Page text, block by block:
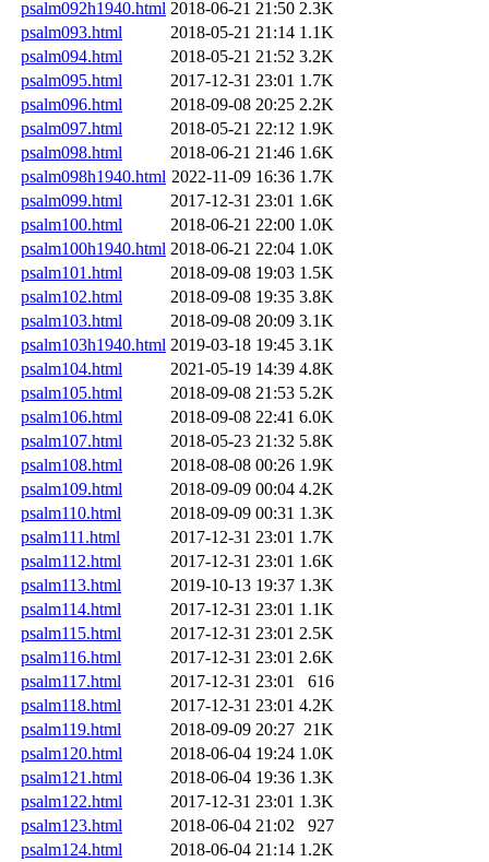
psalm092h1940.html 2018-06-21 21:50 2.3K
psalm093.html
2018-05-21 21:14 1.1K
psalm094.html
2018-05-21 21:52 3.2K
psalm095.html
2017-12-31 23:01 1.7K
psalm096.html
2018-09-08 20:25 2.2K
psalm097.html
2018-05-21 22:12 1.9K
psalm098.html
2018-06-21 21:46 1.6K
psalm098h1940.html 2022-11-09 16:36 1.7K
psalm099.html
2017-12-31 23:01 1.6K
psalm100.html
2018-06-21 22:00 1.0K
psalm100h1940.html 2018-06-21 22:04 1.0K
psalm101.html
2018-09-08 19:03 1.5K
psalm102.html
2018-09-08 19:35 3.8K
psalm103.html
2018-09-08 20:09 3.1K
psalm103h1940.html 2019-03-18 19:45 3.1K
psalm104.html
2021-05-19 14:39 4.8K
psalm105.html
2018-09-08 21:53 5.2K
psalm106.html
2018-09-08 22:41 6.0K
psalm107.html
2018-05-23 21:32 5.8K
psalm108.html
2018-08-08 00:26 1.9K
psalm109.html
2018-09-09 00:04 4.2K
psalm110.html
2018-09-09 00:31 1.3K
psalm111.html
2017-12-31 23:01 1.7K
psalm112.html
2017-12-31 23:01 1.6K
psalm113.html
2019-10-13 19:37 1.3K
psalm114.html
2017-12-31 23:01 1.1K
psalm115.html
2017-12-31 23:01 2.5K
psalm116.html
2017-12-31 23:01 2.6K
psalm117.html
2017-12-31 23:01
616
psalm118.html
2017-12-31 23:01 4.2K
psalm119.html
2018-09-09 20:27 21K
psalm120.html
2018-06-04 19:24 1.0K
psalm121.html
2018-06-04 19:36 1.3K
psalm122.html
2017-12-31 23:01 1.3K
psalm123.html
2018-06-04 21:02
927
psalm124.html
2018-06-04 21:14 1.2K